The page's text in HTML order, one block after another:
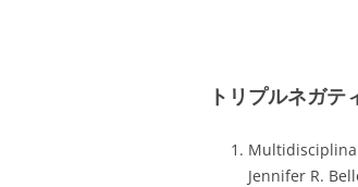
トリプルネガテ
Jennifer R.